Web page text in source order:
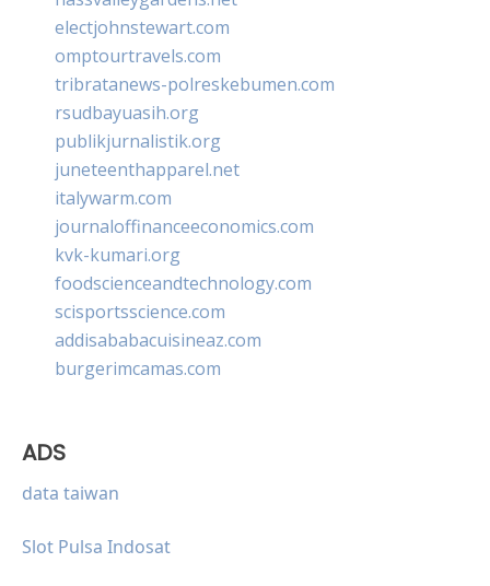
electjohnstewart.com
omptourtravels.com
tribratanews-polreskebumen.com
rsudbayuasih.org
publikjurnalistik.org
juneteenthapparel.net
italywarm.com
journaloffinanceeconomics.com
kvk-kumari.org
foodscienceandtechnology.com
scisportsscience.com
addisababacuisineaz.com
burgerimcamas.com
ADS
data taiwan
Slot Pulsa Indosat